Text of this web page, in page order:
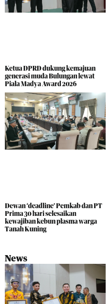
Ketua DPRD dukung kemajuan
generasi muda Bulungan lewat
Piala Madya Award 2026
Dewan ‘deadline’ Pemkab dan PT
Prima 30 hari selesaikan
kewajiban kebun plasma warga
Tanah Kuning
News